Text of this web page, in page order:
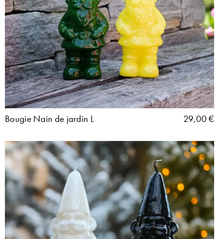
Bougie Nain de jardin L 29,00 €